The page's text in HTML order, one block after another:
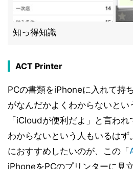
知っ得知識
ACT Printer
PCの書類をiPhoneに入れて持
がなんだかよくわからないとい
「iCloudが便利だよ」と言わ
わからないという人もいるはず
におすすめしたいのが、この「
iPhoneをPCのプリンターに見